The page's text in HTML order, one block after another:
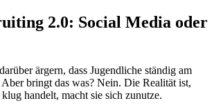
2.0: Social Media oder
ärgern, dass Jugendliche ständig am
Aber bringt das was? Nein. Die Realität ist,
handelt, macht sie sich zunutze.